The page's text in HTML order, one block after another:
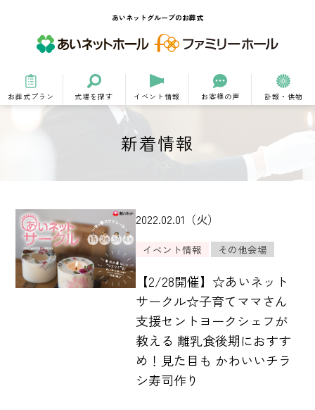
あいネットグループのお葬式
お葬式プラン 式場を探す イベント情報 お客様の声 訃報・供物
新着情報
2022.02.01（火）
イベント情報 その他会場
【2/28開催】☆あいネット
サークル☆子育てママさん
支援セントヨークシェフが
教える 離乳食後期におすす
め！見た目も かわいいチラ
シ寿司作り